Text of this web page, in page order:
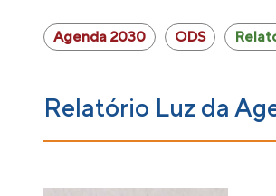
Agenda 2030 ODS
Relatório Luz da